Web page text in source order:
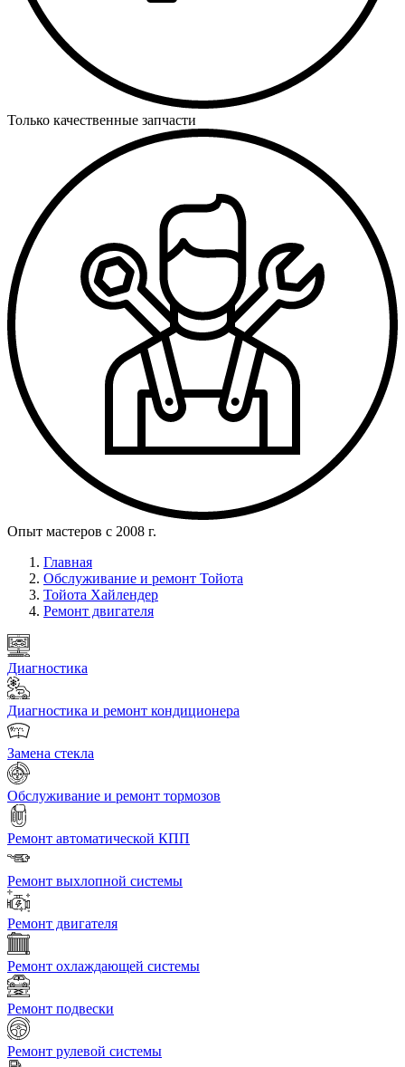
Только качественные запчасти
Опыт мастеров с 2008 г.
Главная
Обслуживание и ремонт Тойота
Тойота Хайлендер
Ремонт двигателя
Диагностика
Диагностика и ремонт кондиционера
Замена стекла
Обслуживание и ремонт тормозов
Ремонт автоматической КПП
Ремонт выхлопной системы
Ремонт двигателя
Ремонт охлаждающей системы
Ремонт подвески
Ремонт рулевой системы